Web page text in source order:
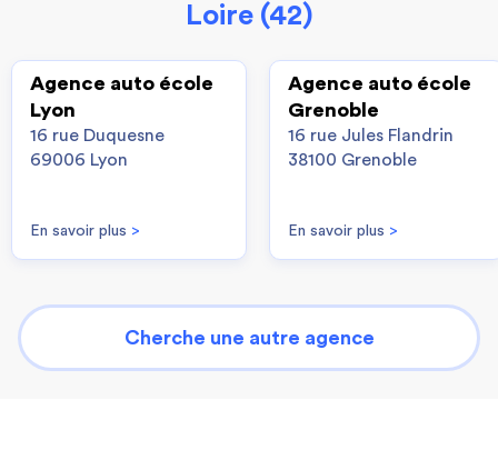
Loire (42)
Agence auto école
Lyon
16 rue Duquesne
69006 Lyon
En savoir plus >
Agence auto école
Grenoble
16 rue Jules Flandrin
38100 Grenoble
En savoir plus >
Cherche une autre agence